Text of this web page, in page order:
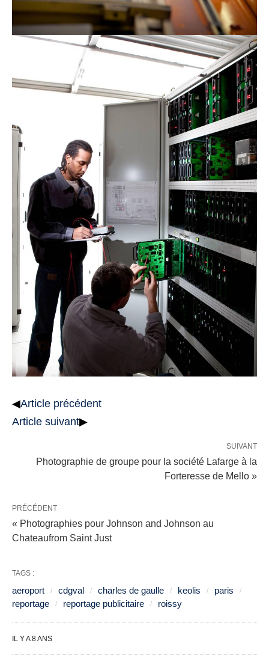
◀Article précédent
Article suivant▶
SUIVANT
Photographie de groupe pour la société Lafarge à la
Forteresse de Mello »
PRÉCÉDENT
« Photographies pour Johnson and Johnson au
Chateaufrom Saint Just
TAGS :
aeroport cdgval charles de gaulle keolis
paris
reportage
reportage publicitaire roissy
IL Y A 8 ANS